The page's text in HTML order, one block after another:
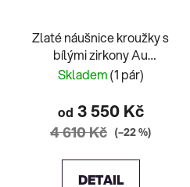
Zlaté náušnice kroužky s
bílými zirkony Au
585/1000 0,80g
Skladem(1 pár)
od 3 550 Kč
4 610 Kč (–22 %)
DETAIL